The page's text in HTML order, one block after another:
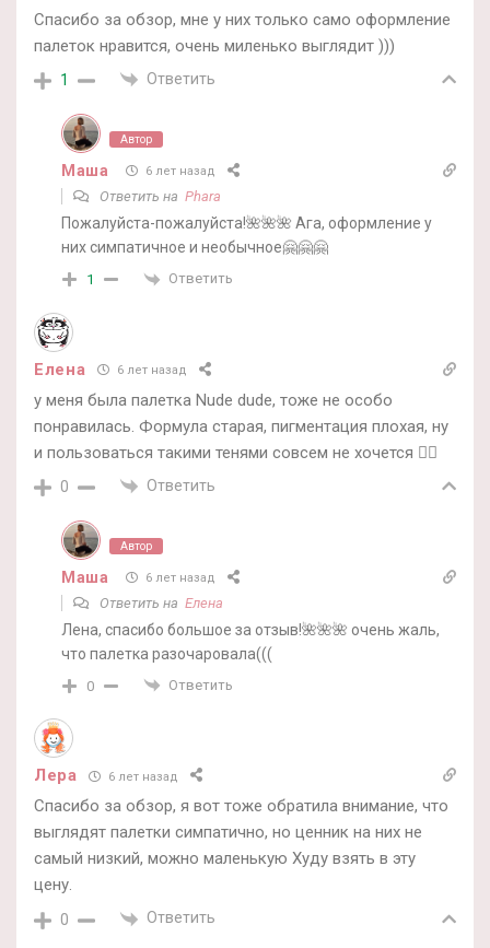
Спасибо за обзор, мне у них только само оформление
палеток нравится, очень миленько выглядит )))
1 Ответить
Автор
Маша 6 лет назад
Ответить на Phara
Пожалуйста-пожалуйста!🌺🌺🌺 Ага, оформление у
них симпатичное и необычное🤗🤗🤗
1 Ответить
Елена 6 лет назад
у меня была палетка Nude dude, тоже не особо
понравилась. Формула старая, пигментация плохая, ну
и пользоваться такими тенями совсем не хочется 🤷‍♀️
0 Ответить
Автор
Маша 6 лет назад
Ответить на Елена
Лена, спасибо большое за отзыв!🌺🌺🌺 очень жаль,
что палетка разочаровала(((
0 Ответить
Лера 6 лет назад
Спасибо за обзор, я вот тоже обратила внимание, что
выглядят палетки симпатично, но ценник на них не
самый низкий, можно маленькую Худу взять в эту
цену.
0 Ответить